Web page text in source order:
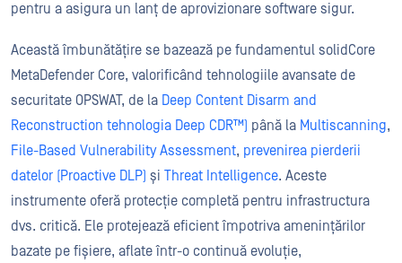
pentru a asigura un lanț de aprovizionare software sigur.
Această îmbunătățire se bazează pe fundamentul solidCore
MetaDefender Core, valorificând tehnologiile avansate de
securitate OPSWAT, de la Deep Content Disarm and
Reconstruction tehnologia Deep CDR™) până la Multiscanning,
File-Based Vulnerability Assessment, prevenirea pierderii
datelor (Proactive DLP) și Threat Intelligence. Aceste
instrumente oferă protecție completă pentru infrastructura
dvs. critică. Ele protejează eficient împotriva amenințărilor
bazate pe fișiere, aflate într-o continuă evoluție,